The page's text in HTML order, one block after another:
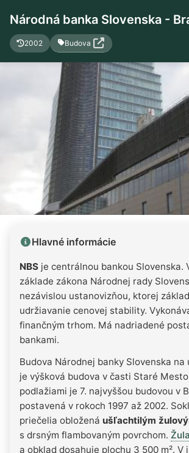
Národná banka Slovenska -
2002 Budova
Hlavné informácie
NBS je centrálnou bankou Slovenska.
základe zákona Národnej rady
nezávislou ustanovizňou, ktorej
udržiavanie cenovej stability.
finančným trhom. Má nadriadené
bankami.
Budova Národnej banky Slovenska
je výšková budova v časti Staré
podlažiami je 7. najvyššou budovou v
postavená v rokoch 1997 až 2002.
priečelia obložená ušľachtilým
s drsným flambovaným povrchom. Žula
a obklad dosahuje plochu 3 500 m².